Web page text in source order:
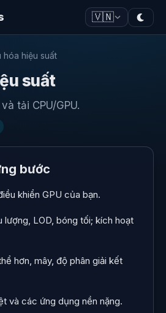
🇻🇳
hóa hiệu suất
suất
tải CPU/GPU.
bước
khiển GPU của bạn.
lượng, LOD, bóng tối; kích hoạt
hơn, mây, độ phân giải kết
và các ứng dụng nền nặng.